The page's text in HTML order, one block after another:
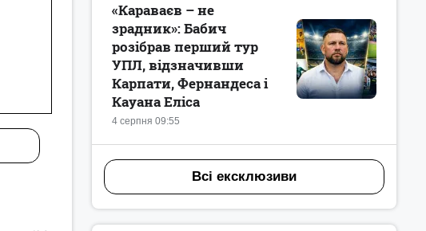
4 серпня 09:55
«Караваєв – не
зрадник»: Бабич
розібрав перший тур
УПЛ, відзначивши
Карпати, Фернандеса і
Кауана Еліса
Всі ексклюзиви